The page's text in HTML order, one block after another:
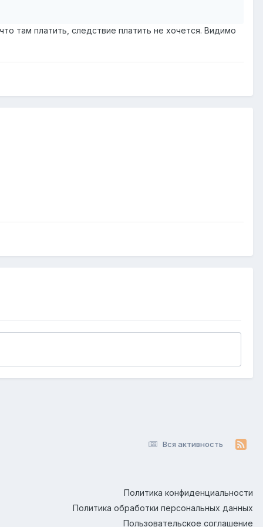
там платить, следствие платить не хочется. Видимо
Вся активность
Политика конфиденциальности
Политика обработки персональных данных
Пользовательское соглашение